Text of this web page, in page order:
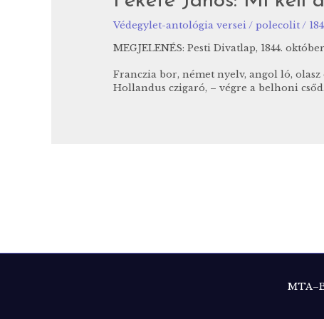
Védegylet-antológia versei/ polecolit/
MEGJELENÉS: Pesti Divatlap, 1844. október
Franczia bor, német nyelv, angol ló, olasz
Hollandus czigaró, – végre a belhoni csőd.